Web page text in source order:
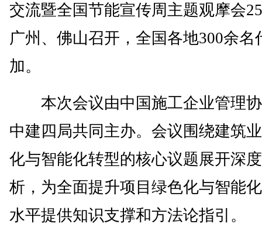
交流暨全国节能宣传周主题观摩会
广州、佛山召开，全国各地300余名
加。
本次会议由中国施工企业管理
中建四局共同主办。会议围绕建筑
化与智能化转型的核心议题展开深
析，为全面提升项目绿色化与智能
水平提供知识支撑和方法论指引。